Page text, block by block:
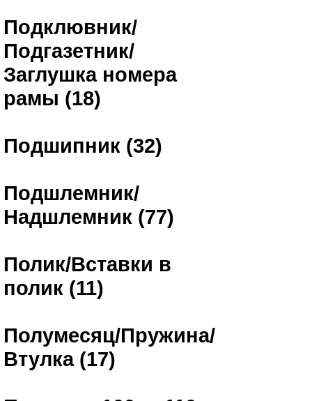
Подклювник/
Подгазетник/
Заглушка номера
рамы (18)
Подшипник (32)
Подшлемник/
Надшлемник (77)
Полик/Вставки в
полик (11)
Полумесяц/Пружина/
Втулка (17)